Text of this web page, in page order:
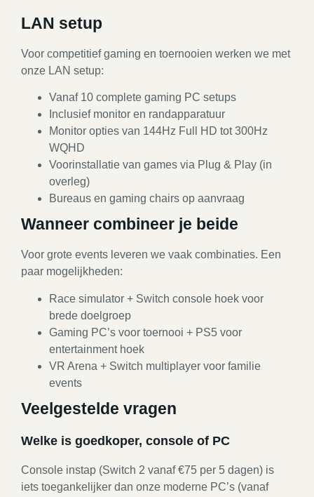
LAN setup
Voor competitief gaming en toernooien werken we met
onze LAN setup:
Vanaf 10 complete gaming PC setups
Inclusief monitor en randapparatuur
Monitor opties van 144Hz Full HD tot 300Hz
WQHD
Voorinstallatie van games via Plug & Play (in
overleg)
Bureaus en gaming chairs op aanvraag
Wanneer combineer je beide
Voor grote events leveren we vaak combinaties. Een
paar mogelijkheden:
Race simulator + Switch console hoek voor
brede doelgroep
Gaming PC’s voor toernooi + PS5 voor
entertainment hoek
VR Arena + Switch multiplayer voor familie
events
Veelgestelde vragen
Welke is goedkoper, console of PC
Console instap (Switch 2 vanaf €75 per 5 dagen) is
iets toegankelijker dan onze moderne PC’s (vanaf